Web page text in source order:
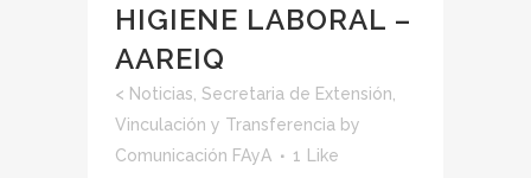
HIGIENE LABORAL –
AAREIQ
< Noticias Secretaria de Extensión,
Vinculación y Transferencia by
Comunicación FAyA
1 Like